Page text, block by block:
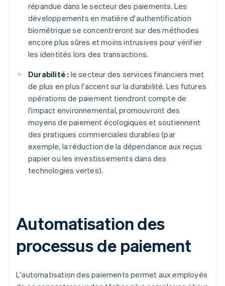
répandue dans le secteur des paiements. Les
développements en matière d'authentification
biométrique se concentreront sur des méthodes
encore plus sûres et moins intrusives pour vérifier
les identités lors des transactions.
Durabilité : le secteur des services financiers met
de plus en plus l'accent sur la durabilité. Les futures
opérations de paiement tiendront compte de
l'impact environnemental, promouvront des
moyens de paiement écologiques et soutiennent
des pratiques commerciales durables (par
exemple, la réduction de la dépendance aux reçus
papier ou les investissements dans des
technologies vertes).
Automatisation des
processus de paiement
L'automatisation des paiements permet aux employés